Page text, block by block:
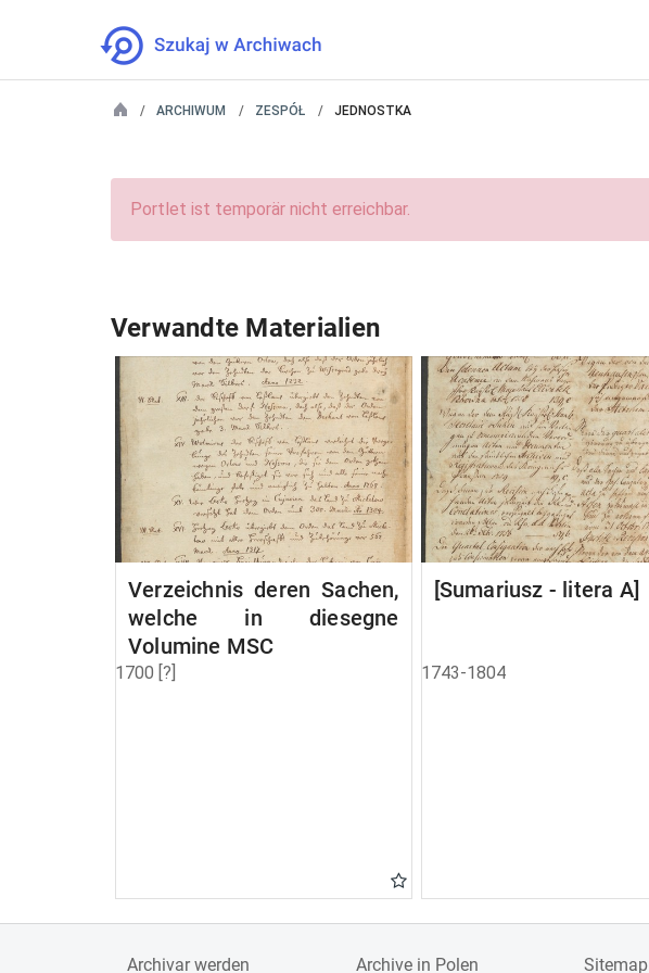
ARCHIWUM ZESPÓŁ JEDNOSTKA
Portlet ist temporär nicht erreichbar.
Verwandte Materialien
Verzeichnis deren Sachen,
welche in diesegne
Volumine MSC
1700 [?]
[Sumariusz - litera A]
1743-1804
Archivar werden Archive in Polen Sitemap